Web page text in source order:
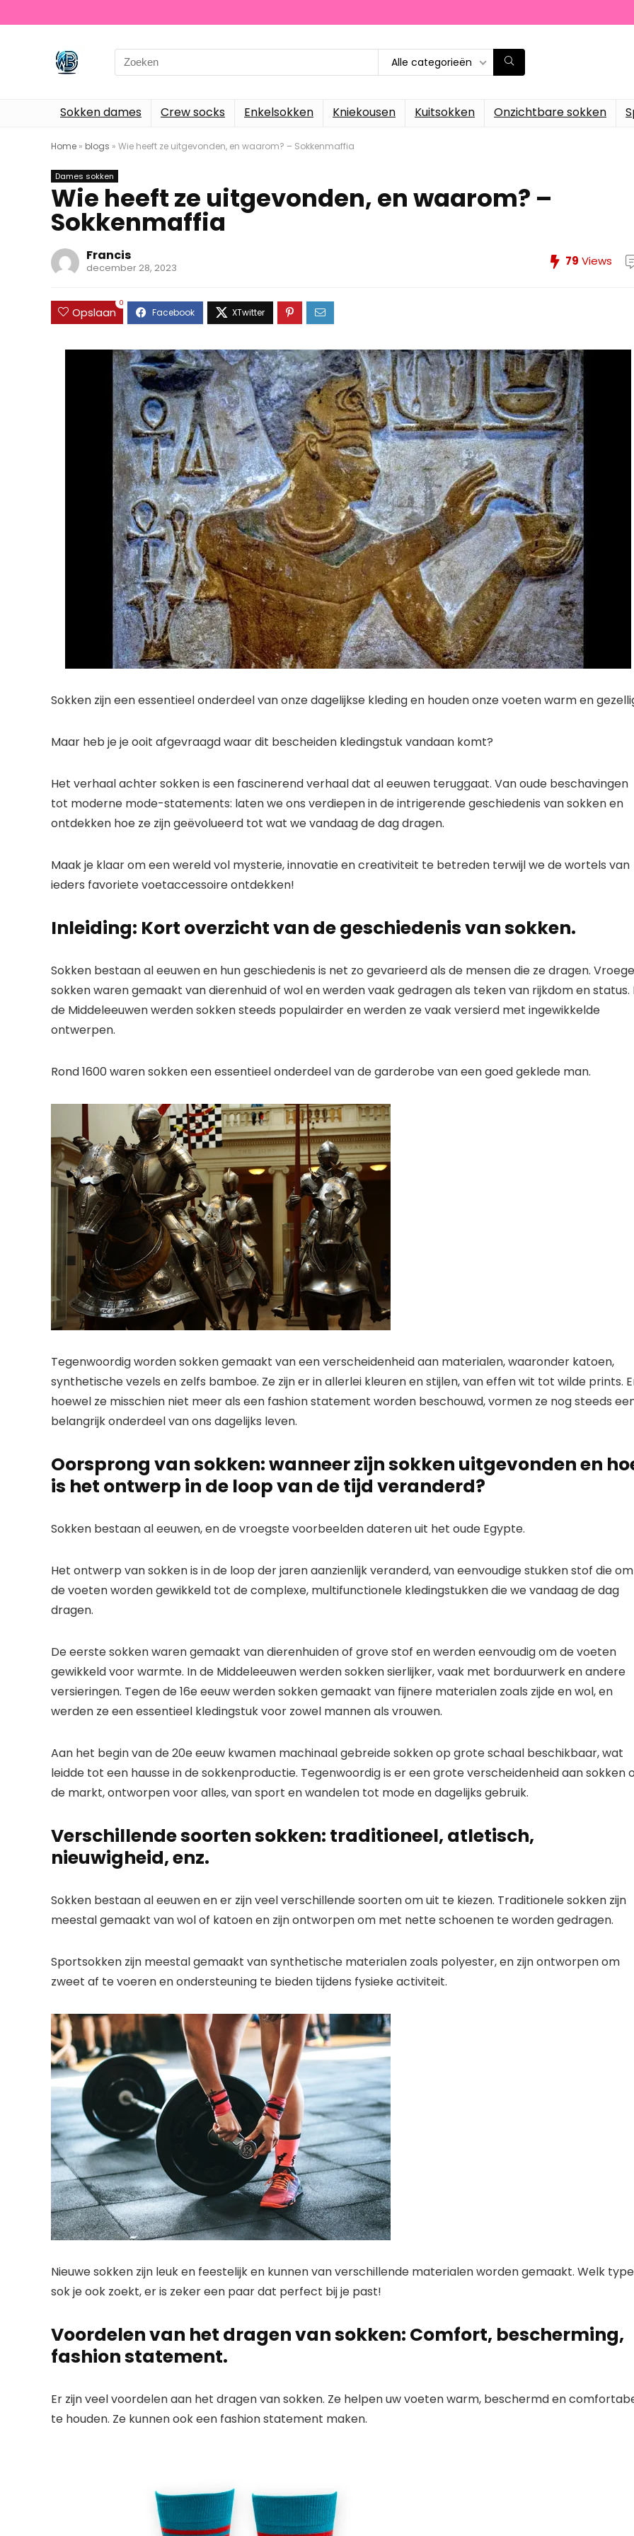
Search
for:
Alle categorieën
Sokken dames Crew socks Enkelsokken Kniekousen Kuitsokken Onzichtbare sokken
Home » blogs » Wie heeft ze uitgevonden, en waarom? – Sokkenmaffia
Dames sokken
Wie heeft ze uitgevonden, en waarom? –
Sokkenmaffia
Francis
december 28, 2023 79 Views
Opslaan
0
Sokken zijn een essentieel onderdeel van onze dagelijkse kleding en houden onze voeten warm en
Maar heb je je ooit afgevraagd waar dit bescheiden kledingstuk vandaan komt?
Het verhaal achter sokken is een fascinerend verhaal dat al eeuwen teruggaat. Van oude beschavingen
tot moderne mode-statements: laten we ons verdiepen in de intrigerende geschiedenis van sokken en
ontdekken hoe ze zijn geëvolueerd tot wat we vandaag de dag dragen.
Maak je klaar om een ​​wereld vol mysterie, innovatie en creativiteit te betreden terwijl we de wortels van
ieders favoriete voetaccessoire ontdekken!
Inleiding: Kort overzicht van de geschiedenis van sokken.
Sokken bestaan ​​al eeuwen en hun geschiedenis is net zo gevarieerd als de mensen die ze dragen. Vroege
sokken waren gemaakt van dierenhuid of wol en werden vaak gedragen als teken van rijkdom en status.
de Middeleeuwen werden sokken steeds populairder en werden ze vaak versierd met ingewikkelde
ontwerpen.
Rond 1600 waren sokken een essentieel onderdeel van de garderobe van een goed geklede man.
Tegenwoordig worden sokken gemaakt van een verscheidenheid aan materialen, waaronder katoen,
synthetische vezels en zelfs bamboe. Ze zijn er in allerlei kleuren en stijlen, van effen wit tot wilde prints.
hoewel ze misschien niet meer als een fashion statement worden beschouwd, vormen ze nog steeds
belangrijk onderdeel van ons dagelijks leven.
Oorsprong van sokken: wanneer zijn sokken uitgevonden en
is het ontwerp in de loop van de tijd veranderd?
Sokken bestaan ​​al eeuwen, en de vroegste voorbeelden dateren uit het oude Egypte.
Het ontwerp van sokken is in de loop der jaren aanzienlijk veranderd, van eenvoudige stukken stof die om
de voeten worden gewikkeld tot de complexe, multifunctionele kledingstukken die we vandaag de dag
dragen.
De eerste sokken waren gemaakt van dierenhuiden of grove stof en werden eenvoudig om de voeten
gewikkeld voor warmte. In de Middeleeuwen werden sokken sierlijker, vaak met borduurwerk en andere
versieringen. Tegen de 16e eeuw werden sokken gemaakt van fijnere materialen zoals zijde en wol, en
werden ze een essentieel kledingstuk voor zowel mannen als vrouwen.
Aan het begin van de 20e eeuw kwamen machinaal gebreide sokken op grote schaal beschikbaar, wat
leidde tot een hausse in de sokkenproductie. Tegenwoordig is er een grote verscheidenheid aan sokken
de markt, ontworpen voor alles, van sport en wandelen tot mode en dagelijks gebruik.
Verschillende soorten sokken: traditioneel, atletisch,
nieuwigheid, enz.
Sokken bestaan ​​al eeuwen en er zijn veel verschillende soorten om uit te kiezen. Traditionele sokken zijn
meestal gemaakt van wol of katoen en zijn ontworpen om met nette schoenen te worden gedragen.
Sportsokken zijn meestal gemaakt van synthetische materialen zoals polyester, en zijn ontworpen om
zweet af te voeren en ondersteuning te bieden tijdens fysieke activiteit.
Nieuwe sokken zijn leuk en feestelijk en kunnen van verschillende materialen worden gemaakt. Welk type
sok je ook zoekt, er is zeker een paar dat perfect bij je past!
Voordelen van het dragen van sokken: Comfort, bescherming,
fashion statement.
Er zijn veel voordelen aan het dragen van sokken. Ze helpen uw voeten warm, beschermd en
te houden. Ze kunnen ook een fashion statement maken.